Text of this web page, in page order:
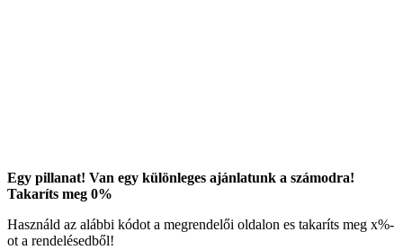
Egy pillanat! Van egy különleges ajánlatunk a számodra!
Takaríts meg 0%
Használd az alábbi kódot a megrendelői oldalon es takaríts meg x%-
ot a rendelésedből!